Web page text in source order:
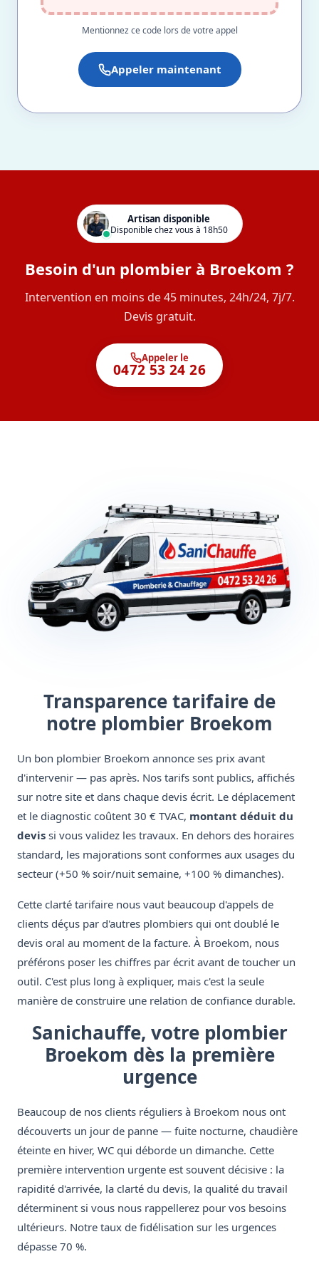
Mentionnez ce code lors de votre appel
Appeler maintenant
Artisan disponible
Disponible chez vous à 18h50
Besoin d'un plombier à Broekom ?
Intervention en moins de 45 minutes, 24h/24, 7j/7.
Devis gratuit.
Appeler le
0472 53 24 26
Transparence tarifaire de
notre plombier Broekom
Un bon plombier Broekom annonce ses prix avant
d'intervenir — pas après. Nos tarifs sont publics, affichés
sur notre site et dans chaque devis écrit. Le déplacement
et le diagnostic coûtent 30 € TVAC, montant déduit du
devis si vous validez les travaux. En dehors des horaires
standard, les majorations sont conformes aux usages du
secteur (+50 % soir/nuit semaine, +100 % dimanches).
Cette clarté tarifaire nous vaut beaucoup d'appels de
clients déçus par d'autres plombiers qui ont doublé le
devis oral au moment de la facture. À Broekom, nous
préférons poser les chiffres par écrit avant de toucher un
outil. C'est plus long à expliquer, mais c'est la seule
manière de construire une relation de confiance durable.
Sanichauffe, votre plombier
Broekom dès la première
urgence
Beaucoup de nos clients réguliers à Broekom nous ont
découverts un jour de panne — fuite nocturne, chaudière
éteinte en hiver, WC qui déborde un dimanche. Cette
première intervention urgente est souvent décisive : la
rapidité d'arrivée, la clarté du devis, la qualité du travail
déterminent si vous nous rappellerez pour vos besoins
ultérieurs. Notre taux de fidélisation sur les urgences
dépasse 70 %.